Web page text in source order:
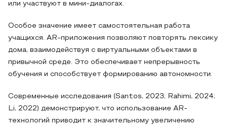
или участвуют в мини-диалогах.
Особое значение имеет самостоятельная работа
учащихся. AR-приложения позволяют повторять лексику
дома, взаимодействуя с виртуальными объектами в
привычной среде. Это обеспечивает непрерывность
обучения и способствует формированию автономности.
Современные исследования (Santos, 2023; Rahimi, 2024;
Li, 2022) демонстрируют, что использование AR-
технологий приводит к значительному увеличению